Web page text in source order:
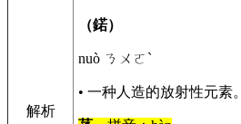
解析
（鍩）
nuò ㄋㄨㄛˋ
• 一种人造的放射性元素。